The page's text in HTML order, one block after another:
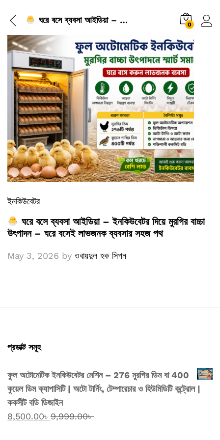
ঘরে বসে ব্যবসা আইডিয়া – ইনকিউবেটর দিয়ে মুরগির বাচ্চা উৎপাদন – ঘরে বসেই লাভজনক ব্যবসার সহজ পথ 0
ইনকিউবেটর
ঘরে বসে ব্যবসা আইডিয়া – ইনকিউবেটর দিয়ে মুরগির বাচ্চা
উৎপাদন – ঘরে বসেই লাভজনক ব্যবসার সহজ পথ
May 3, 2026 by ওবায়দুল হক সিপন
প্রডাক্ট সমূহ
ফুল অটোমেটিক ইনকিউবেটর মেশিন – 276 মুরগির ডিম বা 400
কুয়েল ডিম ক্যাপাসিটি | অটো টার্নিং, টেম্পারেচার ও হিউমিডিটি কন্ট্রোল |
ককসীট বডি ডিজাইন
8,500.00৳ 9,999.00৳